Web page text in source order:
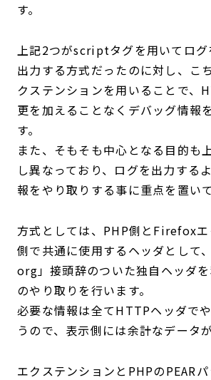
す。
上記2つがscriptタグを用いてロ
出力する方式だったのに対し、こ
クステンションを用いることで、
更を加えることなくデバッグ情報
す。
また、そもそも中心となる目的も
し異なっており、ログを出力する
報をやり取りする事に重点を置いて
方式としては、PHP側とFirefox
側で共通に使用するヘッダとして
org」接頭辞のついた独自ヘッダ
のやり取りを行います。
必要な情報は全てHTTPヘッダで
うので、表示側には余計なデータ
エクステンションとPHPのPEAR